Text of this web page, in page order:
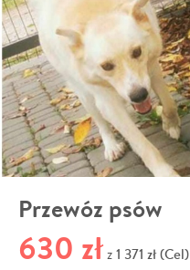
Przewóz psów
630 zł z 1 371 zł (Cel)